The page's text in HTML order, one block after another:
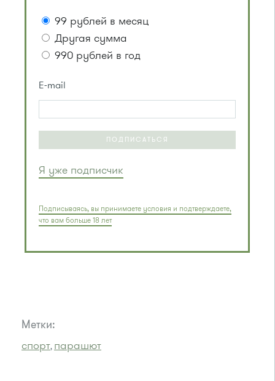
99 рублей в месяц
Другая сумма
990 рублей в год
E-mail
ПОДПИСАТЬСЯ
Я уже подписчик
Подписываясь, вы принимаете условия и подтверждаете,
что вам больше 18 лет
Метки:
спорт, парашют